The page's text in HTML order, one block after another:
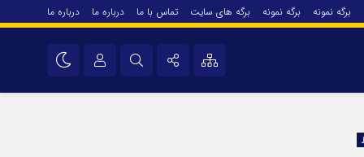
برگه نمونه برگه نمونه برگه های سایت تماس با ما درباره ما درباره ما